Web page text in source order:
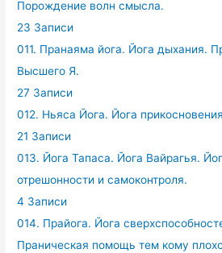
Порождение волн смысла.
23 Записи
011. Пранаяма йога. Йога дыхания.
Высшего Я.
27 Записи
012. Ньяса Йога. Йога
21 Записи
013. Йога Тапаса. Йога Вайрагья.
отрешонности и самоконтроля.
4 Записи
014. Прайога. Йога
Праническая помощь тем кому